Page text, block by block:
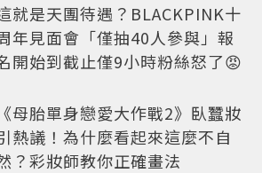
就是天團待遇？BLACKPINK十
年見面會「僅抽40人參與」報
開始到截止僅9小時粉絲怒了😡
《母胎單身戀愛大作戰2》臥蠶妝
熱議！為什麼看起來這麼不自
？彩妝師教你正確畫法